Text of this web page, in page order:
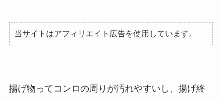
当サイトはアフィリエイト広告を使用しています。
揚げ物ってコンロの周りが汚れやすいし、揚げ終